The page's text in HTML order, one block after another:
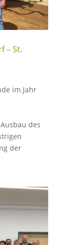
– St.
im Jahr
des
der